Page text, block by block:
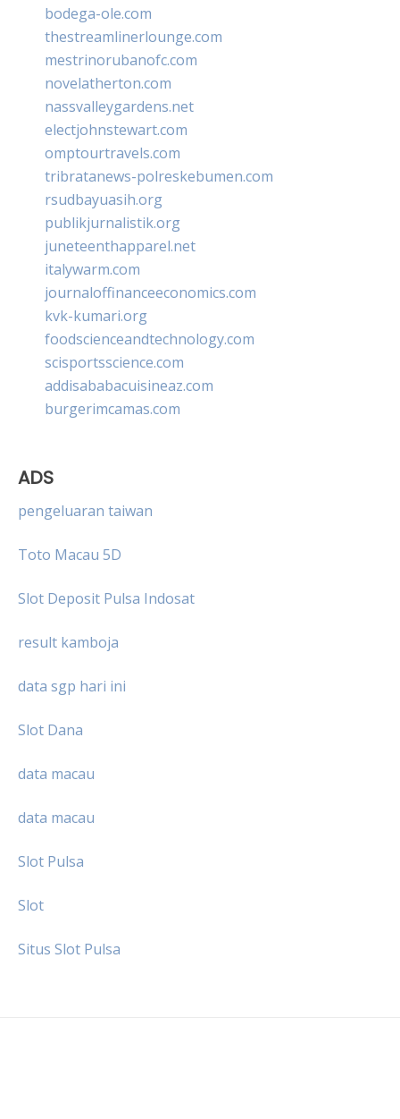
bodega-ole.com
thestreamlinerlounge.com
mestrinorubanofc.com
novelatherton.com
nassvalleygardens.net
electjohnstewart.com
omptourtravels.com
tribratanews-polreskebumen.com
rsudbayuasih.org
publikjurnalistik.org
juneteenthapparel.net
italywarm.com
journaloffinanceeconomics.com
kvk-kumari.org
foodscienceandtechnology.com
scisportsscience.com
addisababacuisineaz.com
burgerimcamas.com
ADS
pengeluaran taiwan
Toto Macau 5D
Slot Deposit Pulsa Indosat
result kamboja
data sgp hari ini
Slot Dana
data macau
data macau
Slot Pulsa
Slot
Situs Slot Pulsa